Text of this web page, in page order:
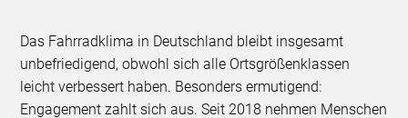
Das Fahrradklima in Deutschland bleibt insgesamt
unbefriedigend, obwohl sich alle Ortsgrößenklassen
leicht verbessert haben. Besonders ermutigend:
Engagement zahlt sich aus. Seit 2018 nehmen Menschen